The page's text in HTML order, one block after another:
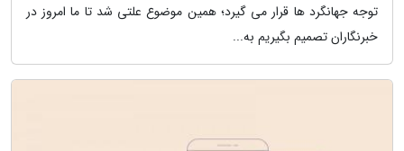
توجه جهانگرد ها قرار می گیرد؛ همین موضوع علتی شد تا ما امروز در
خبرنگاران تصمیم بگیریم به...